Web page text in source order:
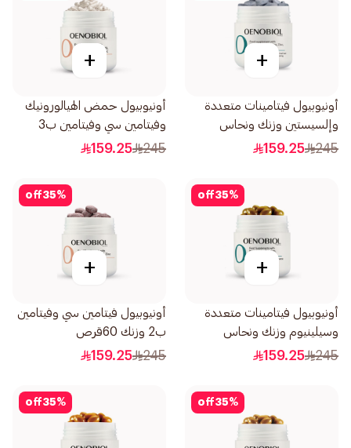
+
أونيوبيول فيتامينات متعددة
وإلسيستين وزنك ونحاس
60قرص
245
159.25
+
أونيوبيول حمض الهيالورونيك
وفيتامين سي وفيتامين ب3
وزنك 30كبسولة
245
159.25
35%
off
+
أونيوبيول فيتامينات متعددة
وسيلينيوم وزنك ونحاس
30كبسولة
245
159.25
35%
off
+
أونيوبيول فيتامين سي وفيتامين
ب2 وزنك 60قرص
245
159.25
35%
off
35%
off